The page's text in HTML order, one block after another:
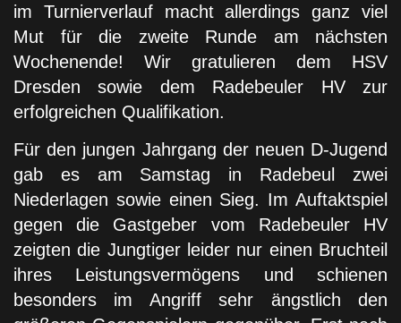
im Turnierverlauf macht allerdings ganz viel
Mut für die zweite Runde am nächsten
Wochenende! Wir gratulieren dem HSV
Dresden sowie dem Radebeuler HV zur
erfolgreichen Qualifikation.
Für den jungen Jahrgang der neuen D-Jugend
gab es am Samstag in Radebeul zwei
Niederlagen sowie einen Sieg. Im Auftaktspiel
gegen die Gastgeber vom Radebeuler HV
zeigten die Jungtiger leider nur einen Bruchteil
ihres Leistungsvermögens und schienen
besonders im Angriff sehr ängstlich den